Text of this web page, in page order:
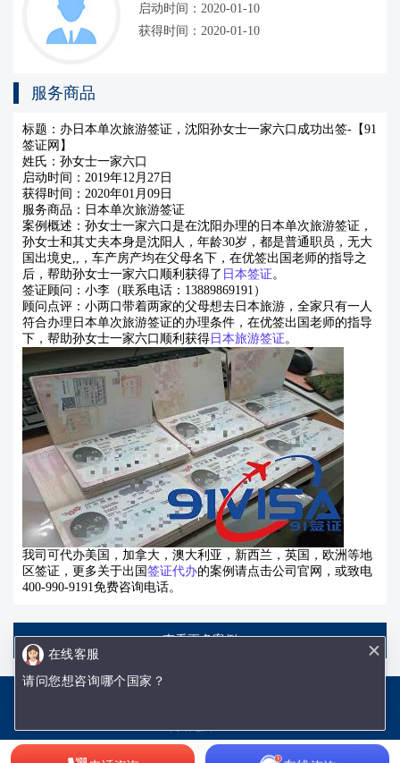
启动时间：2020-01-10
获得时间：2020-01-10
服务商品
标题：办日本单次旅游签证， 沈阳孙女士一家六口成功出签-【91
签证网】
姓氏：孙女士一家六口
启动时间：2019年12月27日
获得时间：2020年01月09日
服务商品：日本单次旅游签证
案例概述：孙女士一家六口是在沈阳办理的日本单次旅游签证，
孙女士和其丈夫本身是沈阳人，年龄30岁，都是普通职员，无大
国出境史,,，车产房产均在父母名下，在优签出国老师的指导之
后，帮助孙女士一家六口顺利获得了 日本签证 。
签证顾问：小李 （联系电话： 13889869191）
顾问点评：小两口带着两家的父母想去日本旅游，全家只有一人
符合办理日本单次旅游签证的办理条件，在优签出国老师的指导
下，帮助孙女士一家六口顺利获得 日本旅游签证 。
我司可代办美国，加拿大，澳大利亚，新西兰，英国，欧洲等地
区签证，更多关于出国 签证代办的案例请点击公司官网，或致电
400-990-9191免费咨询电话。
查看更多案例
在线客服
请问您想咨询哪个国家？